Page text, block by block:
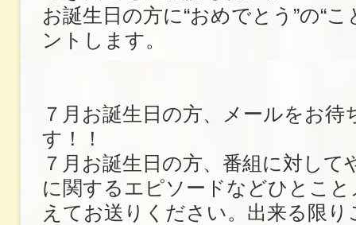
お誕生日の方に“おめでとう”の“
ントします。
７月お誕生日の方、メールをお待
す！！
７月お誕生日の方、番組に対して
に関するエピソードなどひとこ
えてお送りください。出来る限